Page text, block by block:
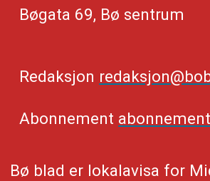
Bøgata 69, Bø sentrum
Redaksjon
Abonnement
Bø blad er lokalavisa for